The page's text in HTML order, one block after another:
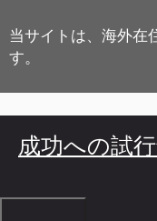
ン
テ
ツ
へ
プ
当サイトは、海外在
す。
成功への試